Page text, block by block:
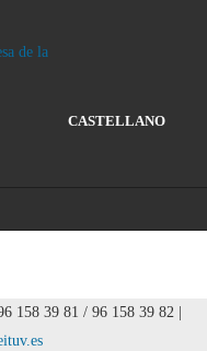
CASTELLANO
158 39 81 / 96 158 39 82 |